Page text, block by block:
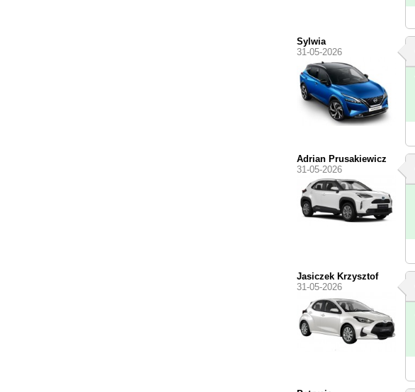
Sylwia
31-05-2026
Adrian Prusakiewicz
31-05-2026
Jasiczek Krzysztof
31-05-2026